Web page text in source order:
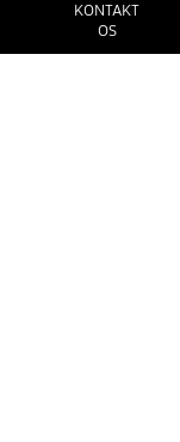
KONTAKT
OS